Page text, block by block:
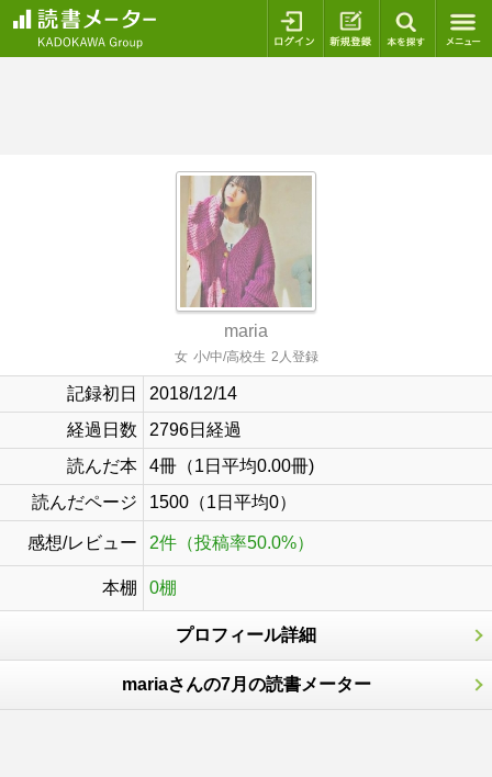
ログイン 新規登録
maria
女 小/中/高校生 2人登録
記録初日
2018/12/14
経過日数
2796日経過
読んだ本
4冊（1日平均0.00冊)
読んだページ
1500（1日平均0）
感想/レビュー 2件（投稿率50.0%）
本棚 0棚
プロフィール詳細
mariaさんの7月の読書メーター